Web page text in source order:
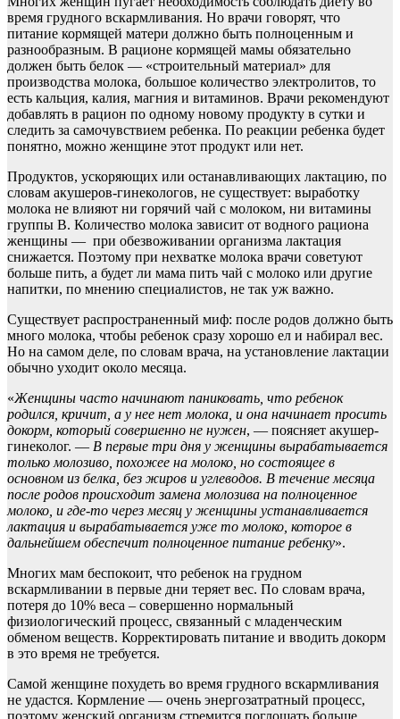
время грудного вскармливания. Но врачи говорят, что
питание кормящей матери должно быть полноценным и
разнообразным. В рационе кормящей мамы обязательно
должен быть белок — «строительный материал» для
производства молока, большое количество электролитов, то
есть кальция, калия, магния и витаминов. Врачи рекомендуют
добавлять в рацион по одному новому продукту в сутки и
следить за самочувствием ребенка. По реакции ребенка будет
понятно, можно женщине этот продукт или нет.
Продуктов, ускоряющих или останавливающих лактацию, по
словам акушеров-гинекологов, не существует: выработку
молока не влияют ни горячий чай с молоком, ни витамины
группы В. Количество молока зависит от водного рациона
женщины — при обезвоживании организма лактация
снижается. Поэтому при нехватке молока врачи советуют
больше пить, а будет ли мама пить чай с молоко или другие
напитки, по мнению специалистов, не так уж важно.
Существует распространенный миф: после родов должно быть
много молока, чтобы ребенок сразу хорошо ел и набирал вес.
Но на самом деле, по словам врача, на установление лактации
обычно уходит около месяца.
«Женщины часто начинают паниковать, что ребенок
родился, кричит, а у нее нет молока, и она начинает просить
докорм, который совершенно не нужен, — поясняет акушер-
гинеколог. — В первые три дня у женщины вырабатывается
только молозиво, похожее на молоко, но состоящее в
основном из белка, без жиров и углеводов. В течение месяца
после родов происходит замена молозива на полноценное
молоко, и где-то через месяц у женщины устанавливается
лактация и вырабатывается уже то молоко, которое в
дальнейшем обеспечит полноценное питание ребенку».
Многих мам беспокоит, что ребенок на грудном
вскармливании в первые дни теряет вес. По словам врача,
потеря до 10% веса – совершенно нормальный
физиологический процесс, связанный с младенческим
обменом веществ. Корректировать питание и вводить докорм
в это время не требуется.
Самой женщине похудеть во время грудного вскармливания
не удастся. Кормление — очень энергозатратный процесс,
поэтому женский организм стремится поглощать больше